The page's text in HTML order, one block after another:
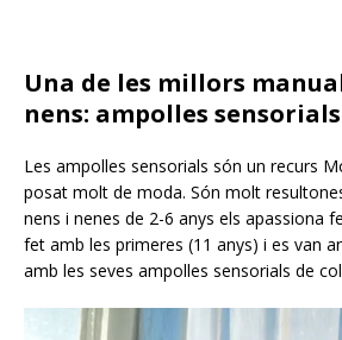
Una de les millors
nens: ampolles sensorials
Les ampolles sensorials són un recurs
posat molt de moda. Són molt
nens i nenes de 2-6 anys els apassiona
fet amb les primeres (11 anys) i es van
amb les seves ampolles sensorials de